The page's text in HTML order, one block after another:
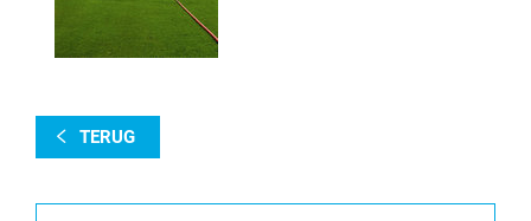
TERUG